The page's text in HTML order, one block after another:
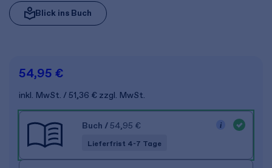
Blick ins Buch
54,95 €
inkl. MwSt. 51,36 € zzgl. MwSt.
Buch / 54,95 €
Lieferfrist 4-7 Tage